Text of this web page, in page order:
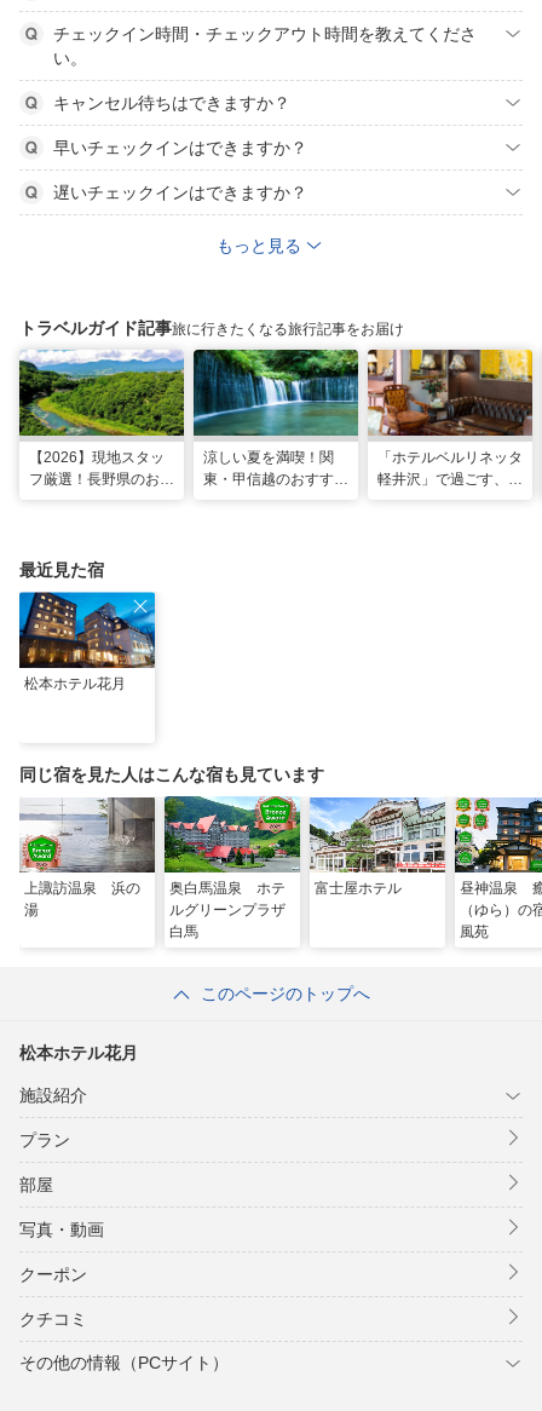
チェックイン時間・チェックアウト時間を教えてくださ
い。
キャンセル待ちはできますか？
早いチェックインはできますか？
遅いチェックインはできますか？
もっと見る
トラベルガイド記事旅に行きたくなる旅行記事をお届け
【2026】現地スタッ
フ厳選！長野県のおす
涼しい夏を満喫！関
東・甲信越のおすすめ
「ホテルベルリネッタ
軽井沢」で過ごす、ア
最近見た宿
松本ホテル花月
同じ宿を見た人はこんな宿も見ています
上諏訪温泉 浜の
湯
奥白馬温泉 ホテ
ルグリーンプラザ
白馬
富士屋ホテル
昼神温泉
（ゆら）
風苑
このページのトップへ
松本ホテル花月
施設紹介
プラン
部屋
写真・動画
クーポン
クチコミ
その他の情報（PCサイト）